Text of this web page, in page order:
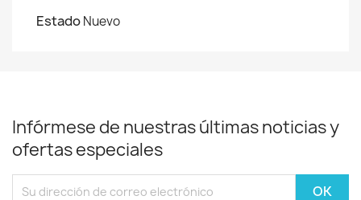
EstadoNuevo
Infórmese de nuestras últimas noticias y
ofertas especiales